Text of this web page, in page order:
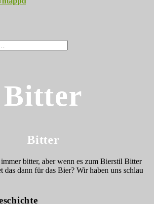
Bitter
Bitter
bitter, aber wenn es zum Bierstil Bitter
das dann für das Bier? Wir haben uns schlau